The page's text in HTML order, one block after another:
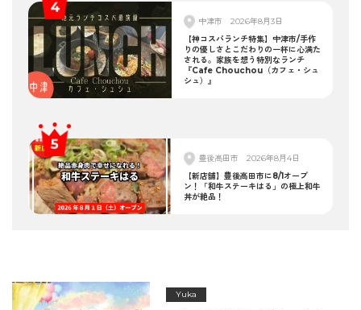
中津市
2026年8月3日
【神コスパランチ特集】中津市/手作
りの優しさとこだわりの一杯に心満た
される。家族を想う特別なランチ
『Cafe Chouchou（カフェ・シュ
シュ）』
豊後高田市
2026年8月4日
【新店舗】豊後高田市に8/1オープ
ン！「和牛ステーキはる」の極上和牛
丼が絶品！
Yuka